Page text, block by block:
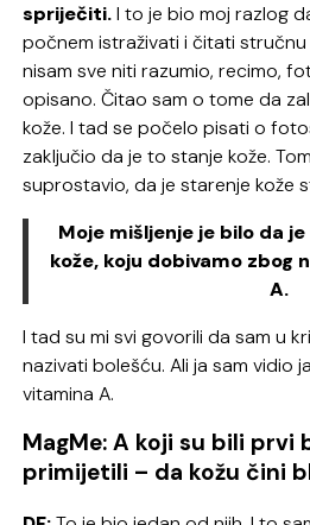
spriječiti.I to je bio moj razlog
počnem istraživati i čitati
nisam sve niti razumio, recimo,
opisano. Čitao sam o tome da
kože. I tad se počelo pisati o
zaključio da je to stanje kože.
suprostavio, da je starenje kože
Moje mišljenje je bilo da
kože, koju dobivamo
A.
I tad su mi svi govorili da sam u
nazivati bolešću. Ali ja sam vidio
vitamina A.
MagMe: A koji su bili prvi
primijetili – da kožu čini